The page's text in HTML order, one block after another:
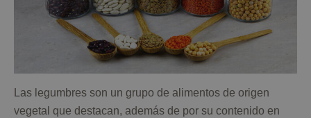
Las legumbres son un grupo de alimentos de origen
vegetal que destacan, además de por su contenido en